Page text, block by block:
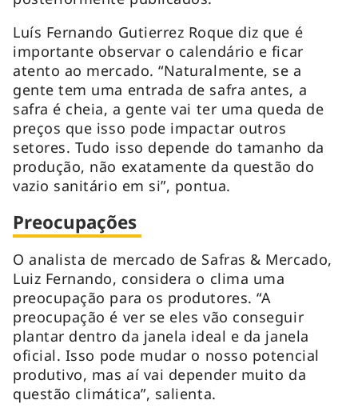
Luís Fernando Gutierrez Roque diz que é
importante observar o calendário e ficar
atento ao mercado. “Naturalmente, se a
gente tem uma entrada de safra antes, a
safra é cheia, a gente vai ter uma queda de
preços que isso pode impactar outros
setores. Tudo isso depende do tamanho da
produção, não exatamente da questão do
vazio sanitário em si”, pontua.
Preocupações
O analista de mercado de Safras & Mercado,
Luiz Fernando, considera o clima uma
preocupação para os produtores. “A
preocupação é ver se eles vão conseguir
plantar dentro da janela ideal e da janela
oficial. Isso pode mudar o nosso potencial
produtivo, mas aí vai depender muito da
questão climática”, salienta.